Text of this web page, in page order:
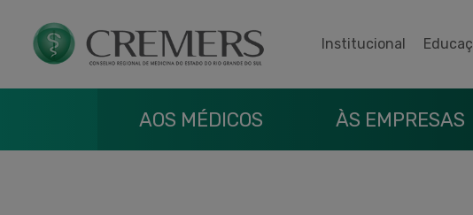
Institucional
AOS MÉDICOS ÀS EMPRESAS